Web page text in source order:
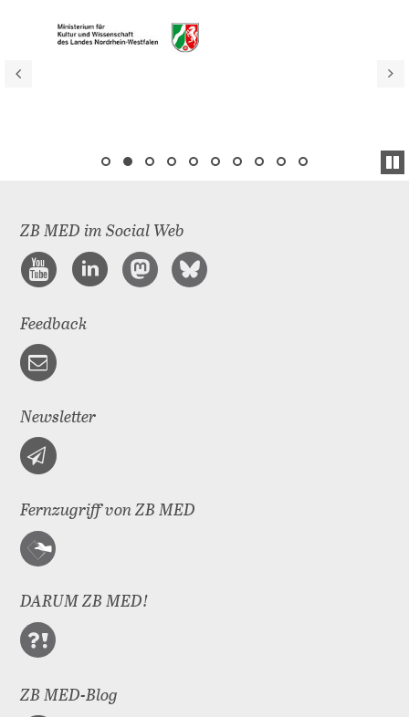
ZB MED im Social Web
Feedback
Newsletter
Fernzugriff von ZB MED
DARUM ZB MED!
ZB MED-Blog